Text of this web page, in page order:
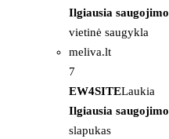
Ilgiausia
vietinė saugykla
meliva.lt
7
EW4SITELaukia
Ilgiausia
slapukas